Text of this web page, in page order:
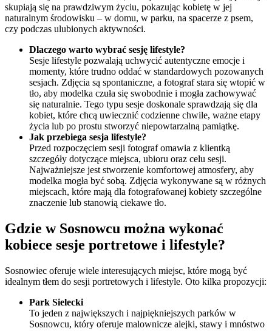
skupiają się na prawdziwym życiu, pokazując kobietę w jej
naturalnym środowisku – w domu, w parku, na spacerze z psem,
czy podczas ulubionych aktywności.
Dlaczego warto wybrać sesję lifestyle?
Sesje lifestyle pozwalają uchwycić autentyczne emocje i
momenty, które trudno oddać w standardowych pozowanych
sesjach. Zdjęcia są spontaniczne, a fotograf stara się wtopić w
tło, aby modelka czuła się swobodnie i mogła zachowywać
się naturalnie. Tego typu sesje doskonale sprawdzają się dla
kobiet, które chcą uwiecznić codzienne chwile, ważne etapy
życia lub po prostu stworzyć niepowtarzalną pamiątkę.
Jak przebiega sesja lifestyle?
Przed rozpoczęciem sesji fotograf omawia z klientką
szczegóły dotyczące miejsca, ubioru oraz celu sesji.
Najważniejsze jest stworzenie komfortowej atmosfery, aby
modelka mogła być sobą. Zdjęcia wykonywane są w różnych
miejscach, które mają dla fotografowanej kobiety szczególne
znaczenie lub stanowią ciekawe tło.
Gdzie w Sosnowcu można wykonać
kobiece sesje portretowe i lifestyle?
Sosnowiec oferuje wiele interesujących miejsc, które mogą być
idealnym tłem do sesji portretowych i lifestyle. Oto kilka propozycji:
Park Sielecki
To jeden z największych i najpiękniejszych parków w
Sosnowcu, który oferuje malownicze alejki, stawy i mnóstwo